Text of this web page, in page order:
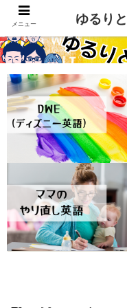
メニュー ゆるり